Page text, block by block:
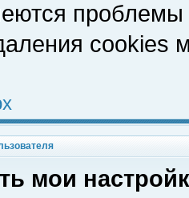
cookies
мои